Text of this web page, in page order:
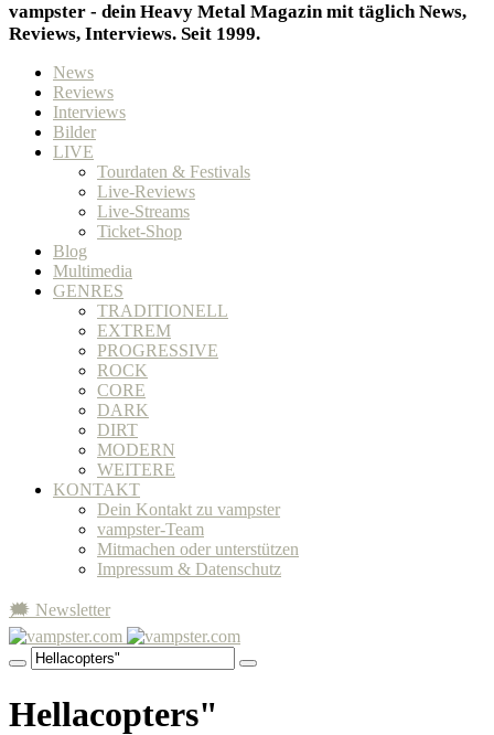
vampster - dein Heavy Metal Magazin mit täglich News,
Reviews, Interviews. Seit 1999.
News
Reviews
Interviews
Bilder
LIVE
Tourdaten & Festivals
Live-Reviews
Live-Streams
Ticket-Shop
Blog
Multimedia
GENRES
TRADITIONELL
EXTREM
PROGRESSIVE
ROCK
CORE
DARK
DIRT
MODERN
WEITERE
KONTAKT
Dein Kontakt zu vampster
vampster-Team
Mitmachen oder unterstützen
Impressum & Datenschutz
🗯 Newsletter
Hellacopters"